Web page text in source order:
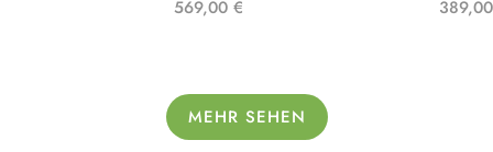
569,00 €
MEHR SEHEN